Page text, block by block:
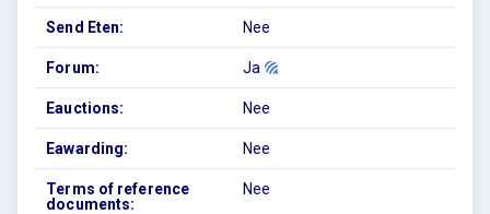
Send Eten: Nee
Forum: Ja
Eauctions: Nee
Eawarding: Nee
Terms of reference
documents:
Nee